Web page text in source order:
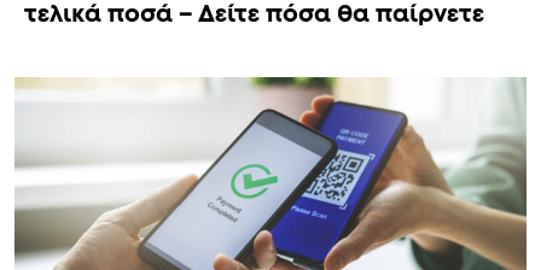
τελικά ποσά – Δείτε πόσα θα παίρνετε